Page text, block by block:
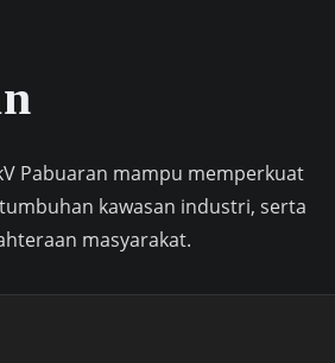
Pabuaran mampu memperkuat
kawasan industri, serta
masyarakat.